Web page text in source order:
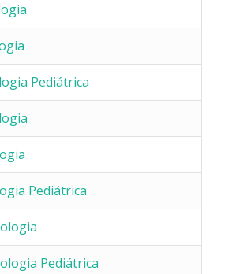
Pediátrica
Pediátrica
Pediátrica